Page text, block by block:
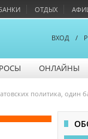
ОТДЫХ
ВХОД /
ОНЛАЙНЫ
политика, один